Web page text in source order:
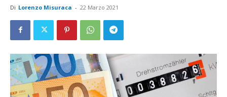
Di Lorenzo Misuraca - 22 Marzo 2021